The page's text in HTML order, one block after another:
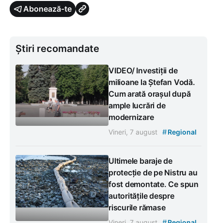
Abonează-te
Știri recomandate
VIDEO/ Investiții de
milioane la Ștefan Vodă.
Cum arată orașul după
ample lucrări de
modernizare
Vineri, 7 august #Regional
Ultimele baraje de
protecție de pe Nistru au
fost demontate. Ce spun
autoritățile despre
riscurile rămase